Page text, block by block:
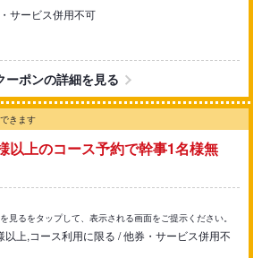
サービス併用不可
ーポンの詳細を見る
きます
以上のコース予約で幹事1名様無
見るをタップして、表示される画面をご提示ください。
以上,コース利用に限る / 他券・サービス併用不